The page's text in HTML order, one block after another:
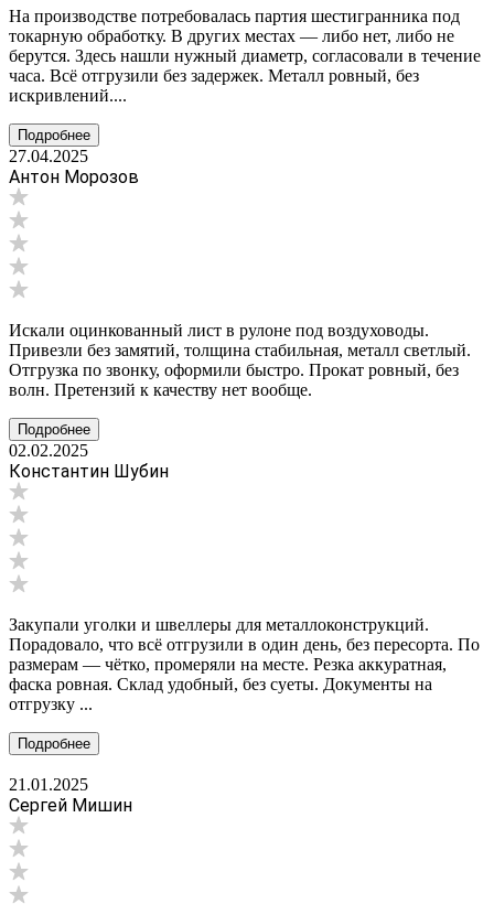
На производстве потребовалась партия шестигранника под
токарную обработку. В других местах — либо нет, либо не
берутся. Здесь нашли нужный диаметр, согласовали в течение
часа. Всё отгрузили без задержек. Металл ровный, без
искривлений....
Подробнее
27.04.2025
Антон Морозов
Искали оцинкованный лист в рулоне под воздуховоды.
Привезли без замятий, толщина стабильная, металл светлый.
Отгрузка по звонку, оформили быстро. Прокат ровный, без
волн. Претензий к качеству нет вообще.
Подробнее
02.02.2025
Константин Шубин
Закупали уголки и швеллеры для металлоконструкций.
Порадовало, что всё отгрузили в один день, без пересорта. По
размерам — чётко, промеряли на месте. Резка аккуратная,
фаска ровная. Склад удобный, без суеты. Документы на
отгрузку ...
Подробнее
21.01.2025
Сергей Мишин